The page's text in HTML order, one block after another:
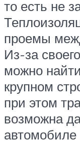
то есть не
проемы
Из-за
можно
крупном
при этом
возможна
автомобиле